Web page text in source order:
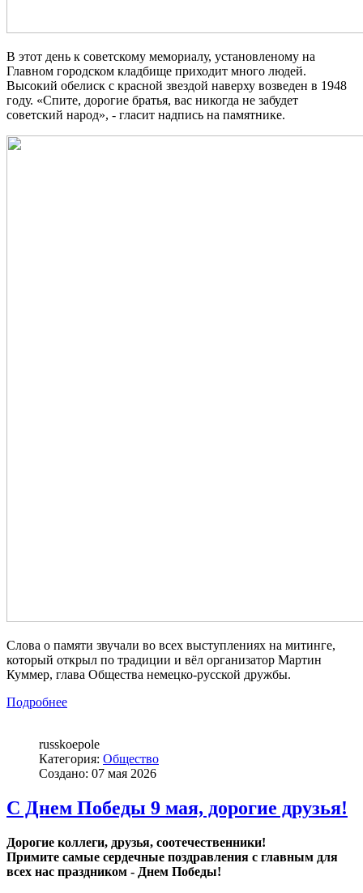
В этот день к советскому мемориалу, установленому на
Главном городском кладбище приходит много людей.
Высокий обелиск с красной звездой наверху возведен в 1948
году. «Спите, дорогие братья, вас никогда не забудет
советский народ», - гласит надпись на памятнике.
Слова о памяти звучали во всех выступлениях на митинге,
который открыл по традиции и вёл организатор Мартин
Куммер, глава Общества немецко-русской дружбы.
Подробнее
russkoepole
Категория: Общество
Создано: 07 мая 2026
С Днем Победы 9 мая, дорогие друзья!
Дорогие коллеги, друзья, соотечественники!
Примите самые сердечные поздравления с главным для
всех нас праздником - Днем Победы!